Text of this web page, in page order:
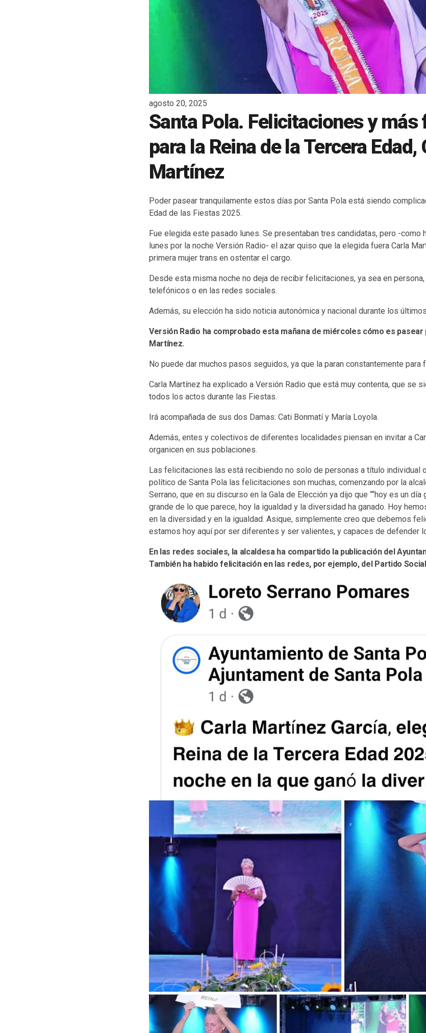
agosto 20, 2025
Santa Pola. Felicitaciones y
para la Reina de la Tercera Edad,
Martínez
Poder pasear tranquilamente estos días por Santa Pola está siendo
Edad de las Fiestas 2025.
Fue elegida este pasado lunes. Se presentaban tres candidatas, pero -como
lunes por la noche Versión Radio- el azar quiso que la elegida fuera Carla
primera mujer trans en ostentar el cargo.
Desde esta misma noche no deja de recibir felicitaciones, ya sea en
telefónicos o en las redes sociales.
Además, su elección ha sido noticia autonómica y nacional durante los
Versión Radio ha comprobado esta mañana de miércoles cómo es pasear
Martínez.
No puede dar muchos pasos seguidos, ya que la paran constantemente para
Carla Martínez ha explicado a Versión Radio que está muy contenta, que se
todos los actos durante las Fiestas.
Irá acompañada de sus dos Damas: Cati Bonmatí y María Loyola.
Además, entes y colectivos de diferentes localidades piensan en invitar a
organicen en sus poblaciones.
Las felicitaciones las está recibiendo no solo de personas a título individual
político de Santa Pola las felicitaciones son muchas, comenzando por la
Serrano, que en su discurso en la Gala de Elección ya dijo que ““hoy es un
grande de lo que parece, hoy la igualdad y la diversidad ha ganado. Hoy
en la diversidad y en la igualdad. Asique, simplemente creo que debemos
estamos hoy aquí por ser diferentes y ser valientes, y capaces de defender
En las redes sociales, la alcaldesa ha compartido la publicación del
También ha habido felicitación en las redes, por ejemplo, del Partido